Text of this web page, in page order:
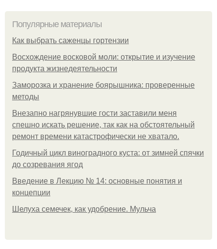
Популярные материалы
Как выбрать саженцы гортензии
Восхождение восковой моли: открытие и изучение
продукта жизнедеятельности
Заморозка и хранение боярышника: проверенные
методы
Внезапно нагрянувшие гости заставили меня
спешно искать решение, так как на обстоятельный
ремонт времени катастрофически не хватало.
Годичный цикл виноградного куста: от зимней спячки
до созревания ягод
Введение в Лекцию № 14: основные понятия и
концепции
Шелуха семечек, как удобрение. Мульча